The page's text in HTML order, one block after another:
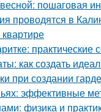
пошаговая
проводятся в
практические
как создать
при создании
эффективные
физика и